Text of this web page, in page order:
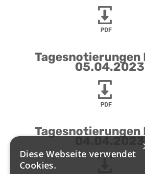
PDF
Tagesnotierungen
05.04.2023
PDF
Tagesnotierungen
04.04.2023
Diese Webseite verwendet
Cookies.